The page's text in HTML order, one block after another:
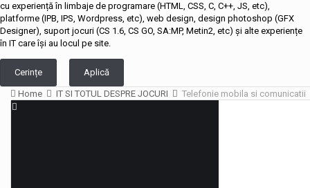
cu experiență în limbaje de programare (HTML, CSS, C, C++, JS, etc),
platforme (IPB, IPS, Wordpress, etc), web design, design photoshop (GFX
Designer), suport jocuri (CS 1.6, CS GO, SA:MP, Metin2, etc) și alte experiențe
în IT care își au locul pe site.
Cerințe Aplică
Home IT SI TOTUL DESPRE JOCURI Telefonie mobila si comunicatii